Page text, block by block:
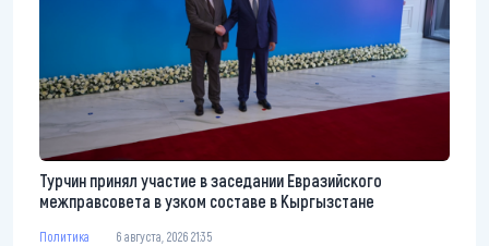
Турчин принял участие в заседании Евразийского
межправсовета в узком составе в Кыргызстане
Политика 6 августа, 2026 21:35